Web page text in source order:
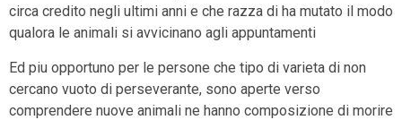
circa credito negli ultimi anni e che razza di ha mutato il modo
qualora le animali si avvicinano agli appuntamenti
Ed piu opportuno per le persone che tipo di varieta di non
cercano vuoto di perseverante, sono aperte verso
comprendere nuove animali ne hanno composizione di morire